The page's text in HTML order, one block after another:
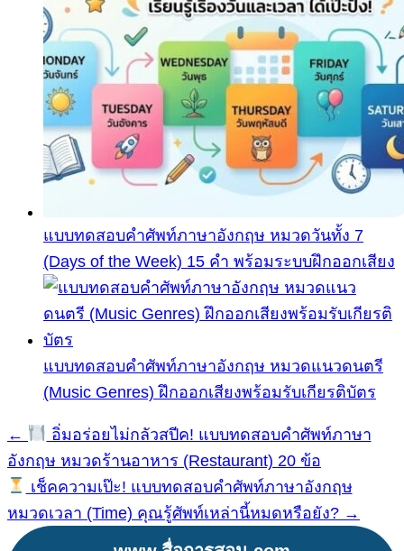
แบบทดสอบคำศัพท์ภาษาอังกฤษ หมวดวันทั้ง 7
(Days of the Week) 15 คำ พร้อมระบบฝึกออกเสียง
แบบทดสอบคำศัพท์ภาษาอังกฤษ หมวดแนวดนตรี
(Music Genres) ฝึกออกเสียงพร้อมรับเกียรติบัตร
แนะแนว
เรื่อง
←
อิ่มอร่อยไม่กลัวสปีค! แบบทดสอบคำศัพท์ภาษา
อังกฤษ หมวดร้านอาหาร (Restaurant) 20 ข้อ
เช็คความเป๊ะ! แบบทดสอบคำศัพท์ภาษาอังกฤษ
หมวดเวลา (Time) คุณรู้ศัพท์เหล่านี้หมดหรือยัง? →